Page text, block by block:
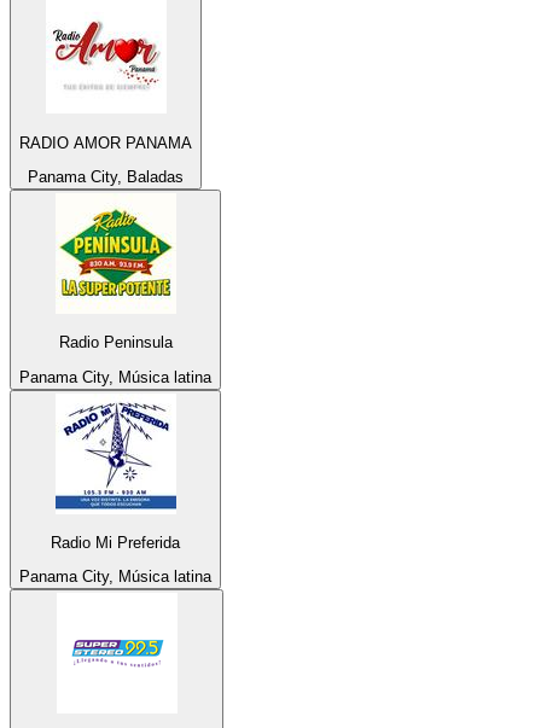
RADIO AMOR PANAMA
Panama City, Baladas
Radio Peninsula
Panama City, Música latina
Radio Mi Preferida
Panama City, Música latina